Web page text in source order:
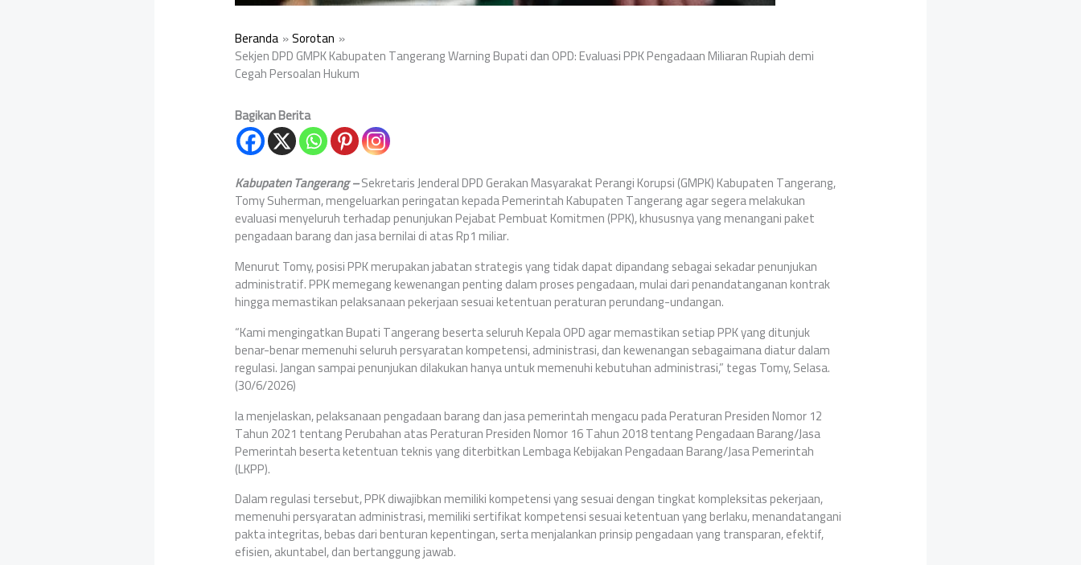
Beranda Sorotan
Sekjen DPD GMPK Kabupaten Tangerang Warning Bupati dan OPD: Evaluasi PPK Pengadaan Miliaran Rupiah demi
Cegah Persoalan Hukum
Bagikan Berita
Kabupaten Tangerang –Sekretaris Jenderal DPD Gerakan Masyarakat Perangi Korupsi (GMPK) Kabupaten Tangerang,
Tomy Suherman, mengeluarkan peringatan kepada Pemerintah Kabupaten Tangerang agar segera melakukan
evaluasi menyeluruh terhadap penunjukan Pejabat Pembuat Komitmen (PPK), khususnya yang menangani paket
pengadaan barang dan jasa bernilai di atas Rp1 miliar.
Menurut Tomy, posisi PPK merupakan jabatan strategis yang tidak dapat dipandang sebagai sekadar penunjukan
administratif. PPK memegang kewenangan penting dalam proses pengadaan, mulai dari penandatanganan kontrak
hingga memastikan pelaksanaan pekerjaan sesuai ketentuan peraturan perundang-undangan.
“Kami mengingatkan Bupati Tangerang beserta seluruh Kepala OPD agar memastikan setiap PPK yang ditunjuk
benar-benar memenuhi seluruh persyaratan kompetensi, administrasi, dan kewenangan sebagaimana diatur dalam
regulasi. Jangan sampai penunjukan dilakukan hanya untuk memenuhi kebutuhan administrasi,” tegas Tomy, Selasa.
(30/6/2026)
Ia menjelaskan, pelaksanaan pengadaan barang dan jasa pemerintah mengacu pada Peraturan Presiden Nomor 12
Tahun 2021 tentang Perubahan atas Peraturan Presiden Nomor 16 Tahun 2018 tentang Pengadaan Barang/Jasa
Pemerintah beserta ketentuan teknis yang diterbitkan Lembaga Kebijakan Pengadaan Barang/Jasa Pemerintah
(LKPP).
Dalam regulasi tersebut, PPK diwajibkan memiliki kompetensi yang sesuai dengan tingkat kompleksitas pekerjaan,
memenuhi persyaratan administrasi, memiliki sertifikat kompetensi sesuai ketentuan yang berlaku, menandatangani
pakta integritas, bebas dari benturan kepentingan, serta menjalankan prinsip pengadaan yang transparan, efektif,
efisien, akuntabel, dan bertanggung jawab.